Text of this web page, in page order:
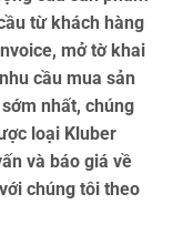
từ khách hàng
mở tờ khai
cầu mua sản
nhất, chúng
loại Kluber
và báo giá về
chúng tôi theo